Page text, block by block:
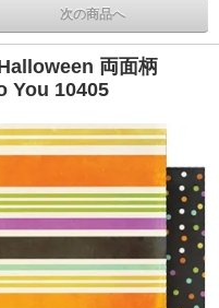
次の商品へ
両面柄
You 10405